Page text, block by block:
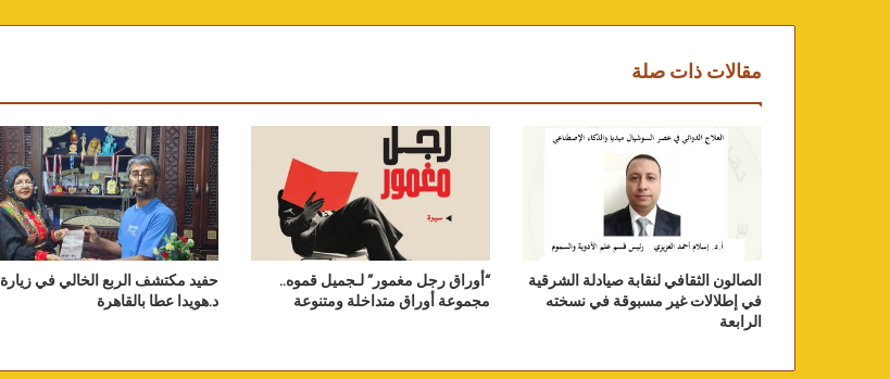
مقالات ذات صلة
الصالون الثقافي لنقابة صيادلة الشرقية
في إطلالات غير مسبوقة في نسخته
الرابعة
“أوراق رجل مغمور” لـجميل قموه..
مجموعة أوراق متداخلة ومتنوعة
حفيد مكتشف الربع الخالي في زيارة
د.هويدا عطا بالقاهرة